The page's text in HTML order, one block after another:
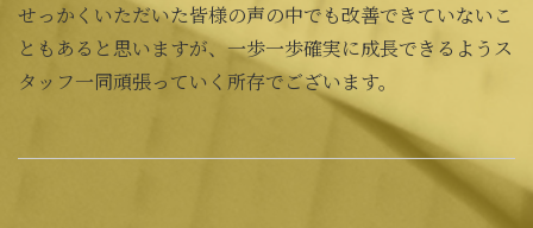
せっかくいただいた皆様の声の中でも改善できていないこ
ともあると思いますが、一歩一歩確実に成長できるようス
タッフ一同頑張っていく所存でございます。